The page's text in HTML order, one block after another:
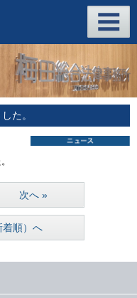
た。
着順）へ
次へ »